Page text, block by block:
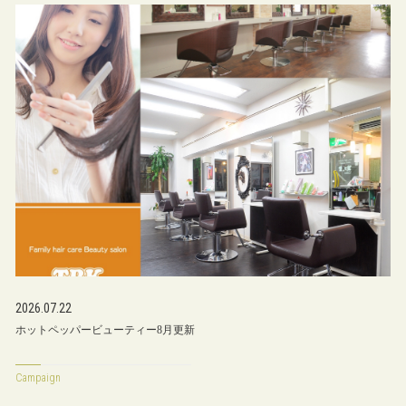
2026.07.22
ホットペッパービューティー8月更新
Campaign